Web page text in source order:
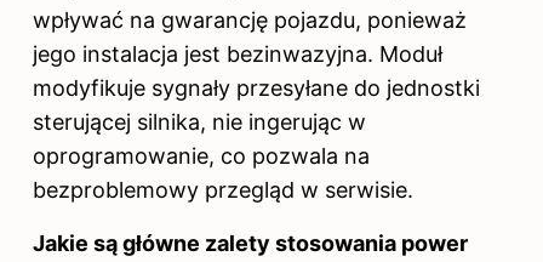
wpływać na gwarancję pojazdu, ponieważ
jego instalacja jest bezinwazyjna. Moduł
modyfikuje sygnały przesyłane do jednostki
sterującej silnika, nie ingerując w
oprogramowanie, co pozwala na
bezproblemowy przegląd w serwisie.
Jakie są główne zalety stosowania power